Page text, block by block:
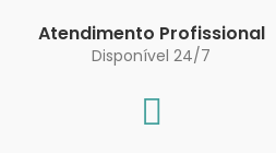
Atendimento Profissional
Disponível 24/7